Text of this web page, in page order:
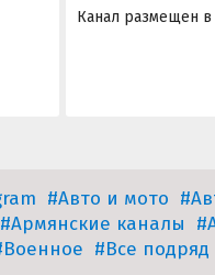
Канал размещен в
#Авто и мото
#Армянские каналы
#Все подряд